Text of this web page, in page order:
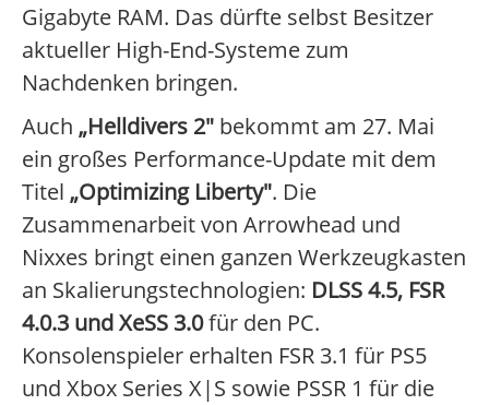
Gigabyte RAM. Das dürfte selbst Besitzer
aktueller High-End-Systeme zum
Nachdenken bringen.
Auch „Helldivers 2" bekommt am 27. Mai
ein großes Performance-Update mit dem
Titel „Optimizing Liberty". Die
Zusammenarbeit von Arrowhead und
Nixxes bringt einen ganzen Werkzeugkasten
an Skalierungstechnologien: DLSS 4.5, FSR
4.0.3 und XeSS 3.0für den PC.
Konsolenspieler erhalten FSR 3.1 für PS5
und Xbox Series X|S sowie PSSR 1 für die